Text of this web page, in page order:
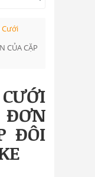
CỦA CẶP
ĐÔI